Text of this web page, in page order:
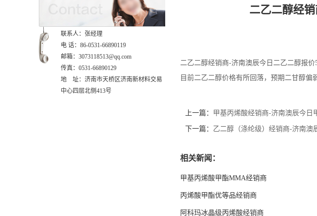
联系人：张经理
电 话：86-0531-66890119
邮箱：3073118513@qq.com
传真：0531-66890129
地 址：济南市天桥区济南新材料交易
中心四层北侧413号
二乙二醇经
二乙二醇经销商-济南澳辰今日二乙二醇报
目前二乙二醇价格有所回落，预期二甘醇偏
上一篇： 甲基丙烯酸经销商-济南澳辰今日
下一篇： 乙二醇（涤纶级）经销商-济南澳
相关新闻：
甲基丙烯酸甲酯MMA经销商
丙烯酸甲酯优等品经销商
阿科玛冰晶级丙烯酸经销商